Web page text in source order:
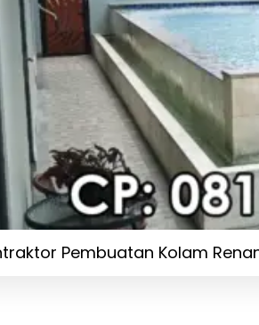
Pembuatan Kolam